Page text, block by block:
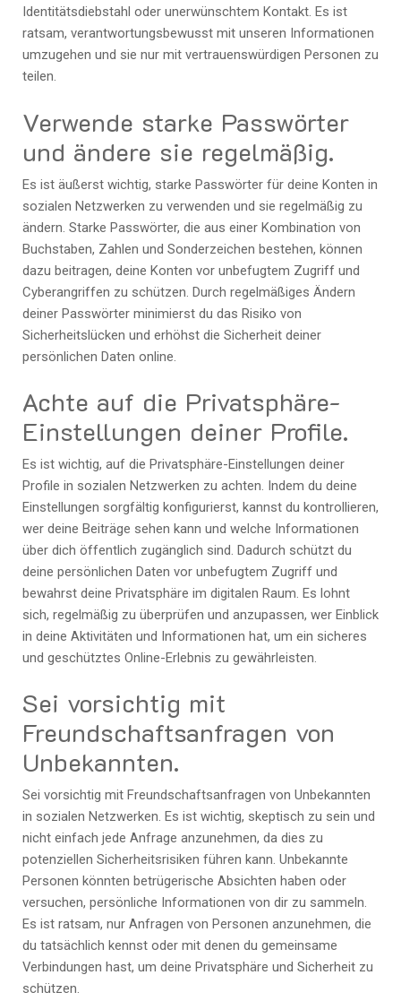
Identitätsdiebstahl oder unerwünschtem Kontakt. Es ist
ratsam, verantwortungsbewusst mit unseren Informationen
umzugehen und sie nur mit vertrauenswürdigen Personen zu
teilen.
Verwende starke Passwörter
und ändere sie regelmäßig.
Es ist äußerst wichtig, starke Passwörter für deine Konten in
sozialen Netzwerken zu verwenden und sie regelmäßig zu
ändern. Starke Passwörter, die aus einer Kombination von
Buchstaben, Zahlen und Sonderzeichen bestehen, können
dazu beitragen, deine Konten vor unbefugtem Zugriff und
Cyberangriffen zu schützen. Durch regelmäßiges Ändern
deiner Passwörter minimierst du das Risiko von
Sicherheitslücken und erhöhst die Sicherheit deiner
persönlichen Daten online.
Achte auf die Privatsphäre-
Einstellungen deiner Profile.
Es ist wichtig, auf die Privatsphäre-Einstellungen deiner
Profile in sozialen Netzwerken zu achten. Indem du deine
Einstellungen sorgfältig konfigurierst, kannst du kontrollieren,
wer deine Beiträge sehen kann und welche Informationen
über dich öffentlich zugänglich sind. Dadurch schützt du
deine persönlichen Daten vor unbefugtem Zugriff und
bewahrst deine Privatsphäre im digitalen Raum. Es lohnt
sich, regelmäßig zu überprüfen und anzupassen, wer Einblick
in deine Aktivitäten und Informationen hat, um ein sicheres
und geschütztes Online-Erlebnis zu gewährleisten.
Sei vorsichtig mit
Freundschaftsanfragen von
Unbekannten.
Sei vorsichtig mit Freundschaftsanfragen von Unbekannten
in sozialen Netzwerken. Es ist wichtig, skeptisch zu sein und
nicht einfach jede Anfrage anzunehmen, da dies zu
potenziellen Sicherheitsrisiken führen kann. Unbekannte
Personen könnten betrügerische Absichten haben oder
versuchen, persönliche Informationen von dir zu sammeln.
Es ist ratsam, nur Anfragen von Personen anzunehmen, die
du tatsächlich kennst oder mit denen du gemeinsame
Verbindungen hast, um deine Privatsphäre und Sicherheit zu
schützen.